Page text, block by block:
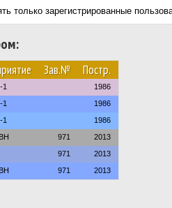
только зарегистрированные
Зав.№ Постр.
1986
1986
1986
971 2013
971 2013
971 2013